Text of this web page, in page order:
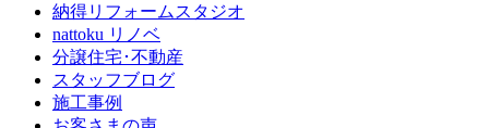
納得リフォームスタジオ
nattoku リノベ
分譲住宅･不動産
スタッフブログ
施工事例